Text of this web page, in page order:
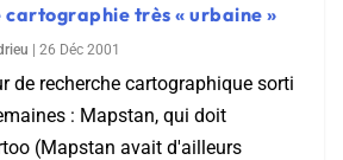
cartographie très « urbaine »
26 Déc 2001
de recherche cartographique sorti
: Mapstan, qui doit
(Mapstan avait d'ailleurs